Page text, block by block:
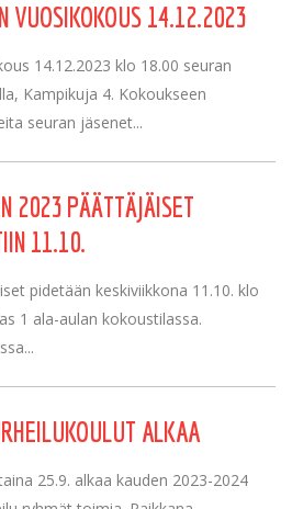
VUOSIKOKOUS 14.12.2023
14.12.2023 klo 18.00 seuran
Kampikuja 4. Kokoukseen
seuran jäsenet...
2023 PÄÄTTÄJÄISET
11.10.
pidetään keskiviikkona 11.10. klo
1 ala-aulan kokoustilassa.
ALKAA
25.9. alkaa kauden 2023-2024